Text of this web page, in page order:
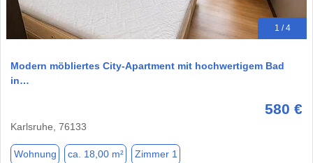
1 / 4
Modern möbliertes City-Apartment mit hochwertigem Bad
in…
580 €
Karlsruhe, 76133
Wohnung ca. 18,00 m² Zimmer 1